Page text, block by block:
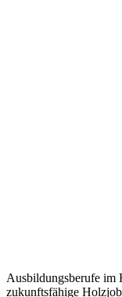
Ausbildungsberufe im
zukunftsfähige